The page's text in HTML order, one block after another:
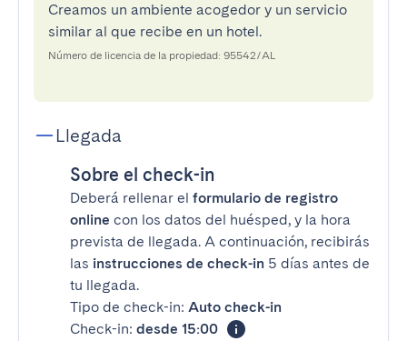
Creamos un ambiente acogedor y un servicio
similar al que recibe en un hotel.
Número de licencia de la propiedad: 95542/AL
Llegada
Sobre el check-in
Deberá rellenar el formulario de registro
online con los datos del huésped, y la hora
prevista de llegada. A continuación, recibirás
las instrucciones de check-in 5 días antes de
tu llegada.
Tipo de check-in: Auto check-in
Check-in: desde 15:00